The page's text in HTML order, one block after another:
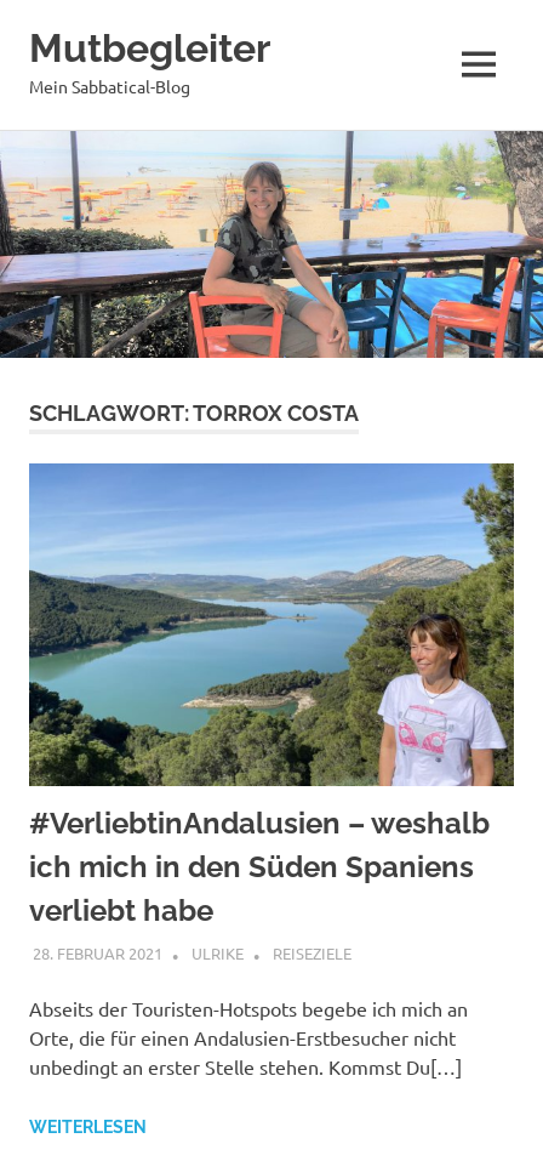
Inhalt
springen
Mutbegleiter
Mein Sabbatical-Blog MENÜ
SCHLAGWORT:TORROX COSTA
#VerliebtinAndalusien – weshalb
ich mich in den Süden Spaniens
verliebt habe
28. FEBRUAR 2021 ULRIKE REISEZIELE
Abseits der Touristen-Hotspots begebe ich mich an
Orte, die für einen Andalusien-Erstbesucher nicht
unbedingt an erster Stelle stehen. Kommst Du[…]
WEITERLESEN